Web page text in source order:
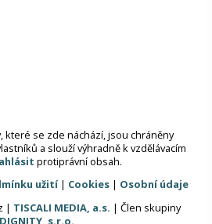
které se zde náchází, jsou chráněny
a slouží výhradně k vzdělávacím
protiprávní obsah.
užití| Cookies | Osobní údaje
| TISCALI MEDIA, a.s. | Člen skupiny
DIGNITY, s.r.o.